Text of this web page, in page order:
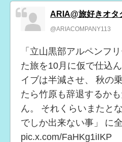
ARIA@旅好きオタ
@ARIACOMPANY113
「立山黒部アルペンフ
た旅を10月に仮で仕込
イブは半減させ、 秋の
たら竹原も辞退するか
ん。 それくらいまたと
でしか出来ない事」 に
pic.x.com/FaHKg1iIKP